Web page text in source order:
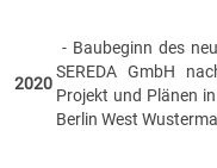
2020
- Baubeginn des
SEREDA GmbH
Projekt und Plänen
Berlin West